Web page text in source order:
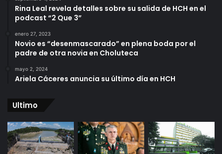
Rina Leal revela detalles sobre su salida de HCH en el
podcast “2 Que 3”
enero 27, 2023
Novio es “desenmascarado” en plena boda por el
padre de otra novia en Choluteca
mayo 2, 2024
Ariela Cáceres anuncia su último día en HCH
Ultimo